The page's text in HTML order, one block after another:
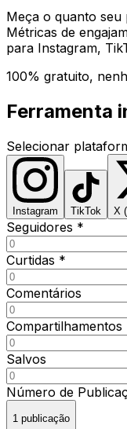
Meça o quanto
Métricas de
para Instagram,
100% gratuito,
Ferramenta
Selecionar
Instagram TikTok X
Seguidores *
Curtidas *
Comentários
Compartilhamentos
Salvos
Número de
1 publicação